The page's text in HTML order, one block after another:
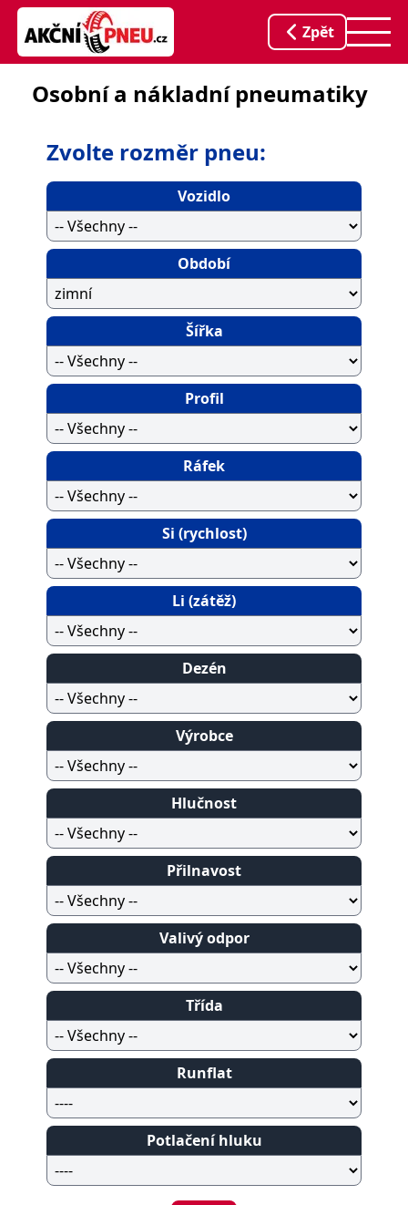
Zpět
Osobní a nákladní pneumatiky
Zvolte rozměr pneu:
Vozidlo
Období
Šířka
Profil
Ráfek
Si (rychlost)
Li (zátěž)
Dezén
Výrobce
Hlučnost
Přilnavost
Valivý odpor
Třída
Runflat
Potlačení hluku